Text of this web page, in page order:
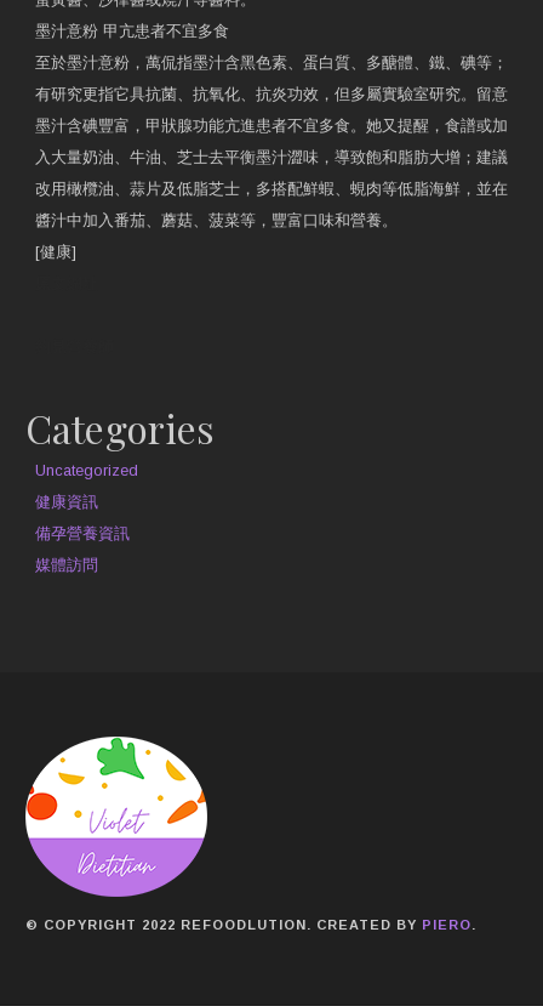
墨汁意粉 甲亢患者不宜多食
至於墨汁意粉，萬侃指墨汁含黑色素、蛋白質、多醣體、鐵、碘等；
有研究更指它具抗菌、抗氧化、抗炎功效，但多屬實驗室研究。留意
墨汁含碘豐富，甲狀腺功能亢進患者不宜多食。她又提醒，食譜或加
入大量奶油、牛油、芝士去平衡墨汁澀味，導致飽和脂肪大增；建議
改用橄欖油、蒜片及低脂芝士，多搭配鮮蝦、蜆肉等低脂海鮮，並在
醬汁中加入番茄、蘑菇、菠菜等，豐富口味和營養。
[健康]
Categories
Uncategorized
健康資訊
備孕營養資訊
媒體訪問
© COPYRIGHT 2022 REFOODLUTION. CREATED BY PIERO